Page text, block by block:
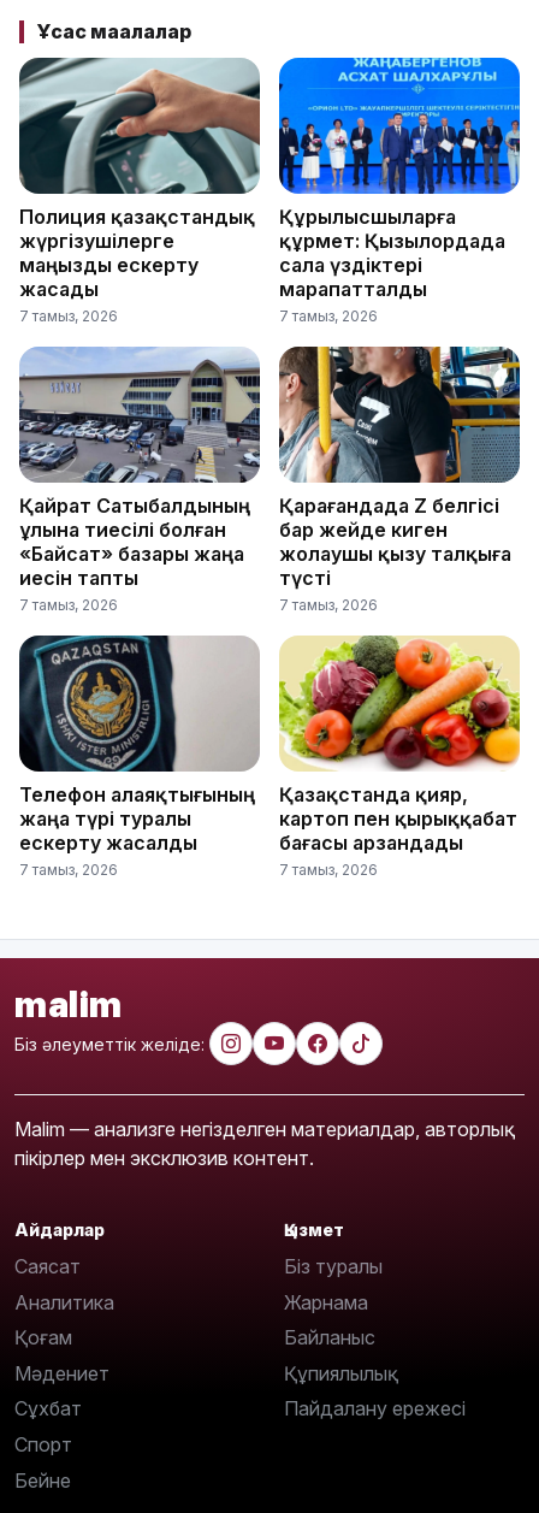
Ұқсас мақалалар
Полиция қазақстандық
жүргізушілерге
маңызды ескерту
жасады
7 тамыз, 2026
Құрылысшыларға
құрмет: Қызылордада
сала үздіктері
марапатталды
7 тамыз, 2026
Қайрат Сатыбалдының
ұлына тиесілі болған
«Байсат» базары жаңа
иесін тапты
7 тамыз, 2026
Қарағандада Z белгісі
бар жейде киген
жолаушы қызу талқыға
түсті
7 тамыз, 2026
Телефон алаяқтығының
жаңа түрі туралы
ескерту жасалды
7 тамыз, 2026
Қазақстанда қияр,
картоп пен қырыққабат
бағасы арзандады
7 тамыз, 2026
malim
Біз әлеуметтік желіде:
Malim — анализге негізделген материалдар, авторлық
пікірлер мен эксклюзив контент.
Айдарлар
Саясат
Аналитика
Қоғам
Мәдениет
Сұхбат
Спорт
Бейне
Қызмет
Біз туралы
Жарнама
Байланыс
Құпиялылық
Пайдалану ережесі